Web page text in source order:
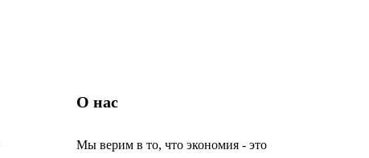
О нас
Мы верим в то, что экономия - это